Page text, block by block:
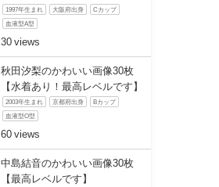
1997年生まれ 大阪府出身 Cカップ
血液型A型
30
秋田汐梨のかわいい画像30枚
【水着あり！最高レベルです】
2003年生まれ 京都府出身 Bカップ
血液型O型
60
中島結音のかわいい画像30枚
【最高レベルです】